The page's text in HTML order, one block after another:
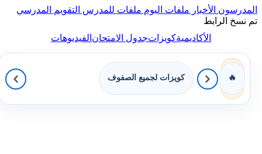
المدرسون الأخبار ملفات اليوم ملفات للمدرس التقويم المدرسي
تم نسخ الرابط
الأكاديميةكويزاتجدول الامتحانالفيديوهات
🔥 كويزات لجميع الصفوف